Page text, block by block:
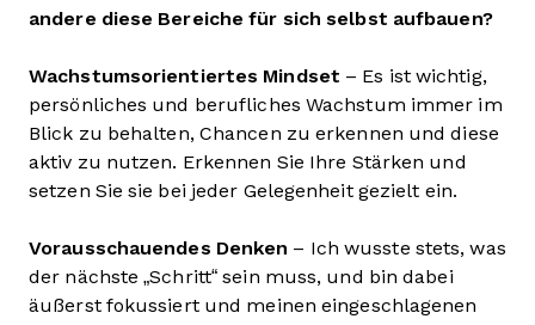
andere diese Bereiche für sich selbst aufbauen?
Wachstumsorientiertes Mindset – Es ist wichtig,
persönliches und berufliches Wachstum immer im
Blick zu behalten, Chancen zu erkennen und diese
aktiv zu nutzen. Erkennen Sie Ihre Stärken und
setzen Sie sie bei jeder Gelegenheit gezielt ein.
Vorausschauendes Denken – Ich wusste stets, was
der nächste „Schritt“ sein muss, und bin dabei
äußerst fokussiert und meinen eingeschlagenen